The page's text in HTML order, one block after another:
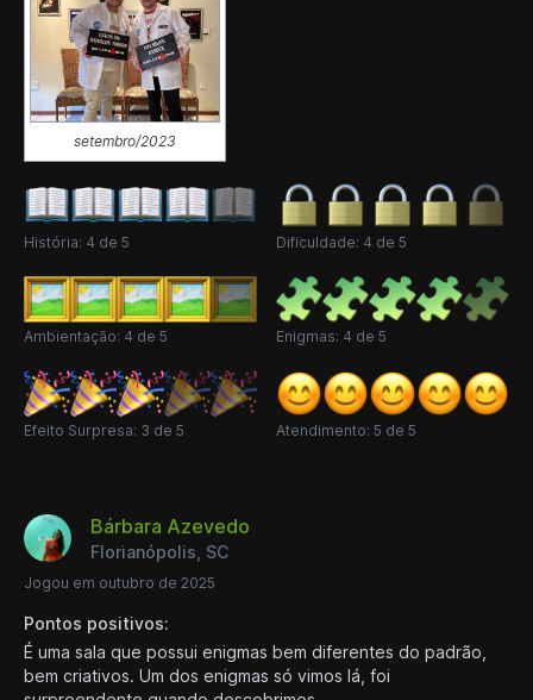
setembro/2023
História: 4 de 5 Dificuldade: 4 de 5
Ambientação: 4 de 5 Enigmas: 4 de 5
Efeito Surpresa: 3 de 5 Atendimento: 5 de 5
Bárbara Azevedo
Florianópolis, SC
Jogou em outubro de 2025
Pontos positivos:
É uma sala que possui enigmas bem diferentes do padrão,
bem criativos. Um dos enigmas só vimos lá, foi